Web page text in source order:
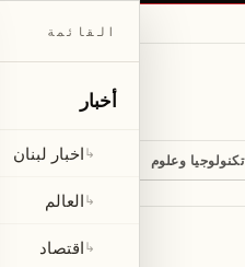
تكنولوجيا وعلوم مجلة
ثقافة ومجتمع
لايف ستايل
القائمة
أخبار
↳اخبار لبنان
↳العالم
↳اقتصاد